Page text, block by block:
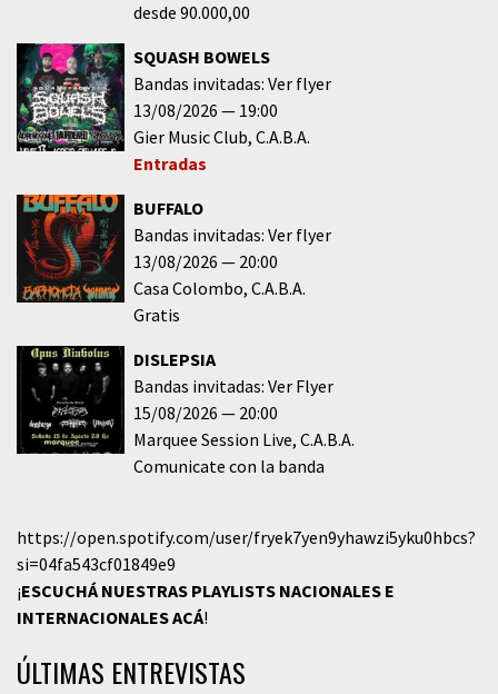
desde 90.000,00
SQUASH BOWELS
Bandas invitadas: Ver flyer
13/08/2026
19:00
Gier Music Club C.A.B.A.
Entradas
BUFFALO
Bandas invitadas: Ver flyer
13/08/2026
20:00
Casa Colombo C.A.B.A.
Gratis
DISLEPSIA
Bandas invitadas: Ver Flyer
15/08/2026
20:00
Marquee Session Live C.A.B.A.
Comunicate con la banda
https://open.spotify.com/user/fryek7yen9yhawzi5yku0hbcs?
si=04fa543cf01849e9
¡ESCUCHÁ NUESTRAS PLAYLISTS NACIONALES E
INTERNACIONALESACÁ!
ÚLTIMAS ENTREVISTAS